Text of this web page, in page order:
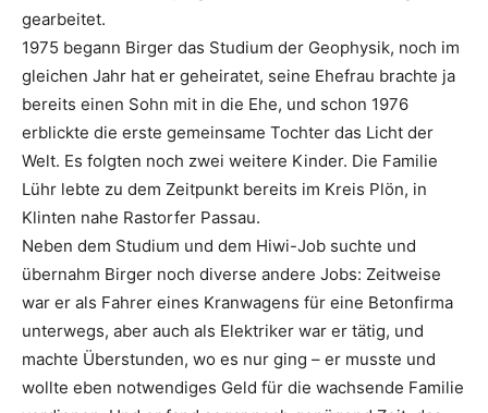
gearbeitet.
1975 begann Birger das Studium der Geophysik, noch im
gleichen Jahr hat er geheiratet, seine Ehefrau brachte ja
bereits einen Sohn mit in die Ehe, und schon 1976
erblickte die erste gemeinsame Tochter das Licht der
Welt. Es folgten noch zwei weitere Kinder. Die Familie
Lühr lebte zu dem Zeitpunkt bereits im Kreis Plön, in
Klinten nahe Rastorfer Passau.
Neben dem Studium und dem Hiwi-Job suchte und
übernahm Birger noch diverse andere Jobs: Zeitweise
war er als Fahrer eines Kranwagens für eine Betonfirma
unterwegs, aber auch als Elektriker war er tätig, und
machte Überstunden, wo es nur ging – er musste und
wollte eben notwendiges Geld für die wachsende Familie